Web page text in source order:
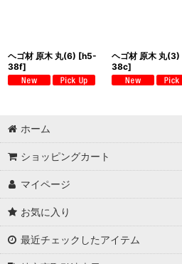
ヘゴ材 原木 丸(6) [h5-
38f]
ヘゴ材 原木 丸(3)
38c]
ホーム
ショッピングカート
マイページ
お気に入り
最近チェックしたアイテム